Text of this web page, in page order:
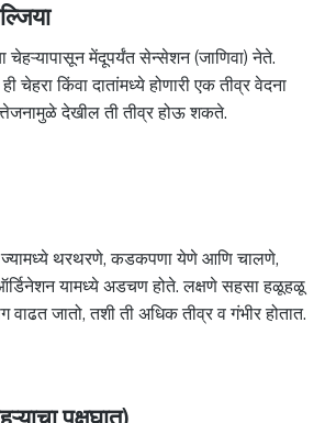
चेहऱ्यापासून मेंदूपर्यंत सेन्सेशन (जाणिवा) नेते.
चेहरा किंवा दातांमध्ये होणारी एक तीव्र वेदना
देखील ती तीव्र होऊ शकते.
ज्यामध्ये थरथरणे, कडकपणा येणे आणि चालणे,
यामध्ये अडचण होते. लक्षणे सहसा हळूहळू
जातो, तशी ती अधिक तीव्र व गंभीर होतात.